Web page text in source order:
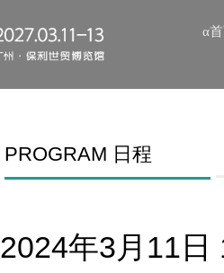
α
PROGRAM 日程
2024年3月11日